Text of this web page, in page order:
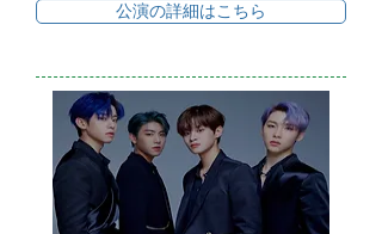
公演の詳細はこちら